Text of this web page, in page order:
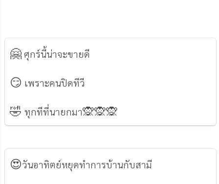
🤗 ศุกร์นี้น่าจะขายดี
😏 เพราะคนปิดทีวี
🤣 ทุกทีที่นายกมา🙊🙊🙊
😍วันอาทิตย์หยุดทำการบ้านกับสามี